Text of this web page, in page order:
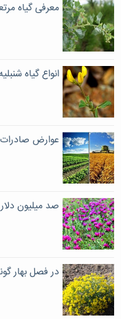
معرفی گیاه
انواع گیاه
عوارض صادرات ۸ محصول دامی و کشاورزی کم شد
صد میلیون
در فصل بهار